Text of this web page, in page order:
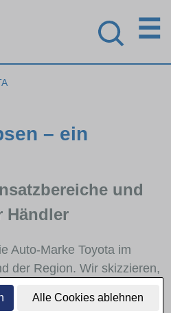
Alle Cookies ablehnen
☰
– ein
und
Händler
Auto-Marke Toyota im
der Region. Wir skizzieren,
Toyota stark vertreten
im Stadt- und